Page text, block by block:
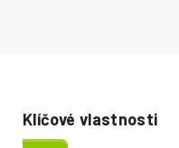
Klíčové vlastnosti